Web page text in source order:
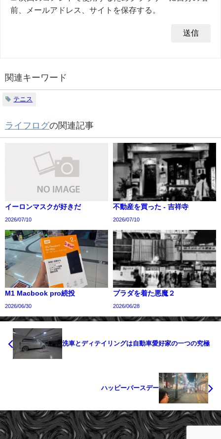
前、メールアドレス、サイトを保存する。
関連キーワード
テニス
ライフログの関連記事
イーロンマスクが好きだ
2026/07/10
不動産を買った - 吉祥寺
2026/07/10
M1 Macbook pro続投
2026/06/30
プラダを着た悪魔２
2026/06/28
洗車とディテイリングは自動車愛好家の一つの究極
ハッピーバースデー